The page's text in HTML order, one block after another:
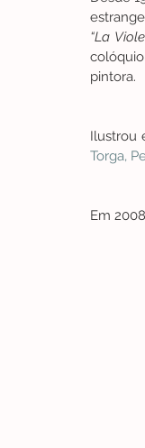
“La
pintora.
Ilustrou
Torga,
Em